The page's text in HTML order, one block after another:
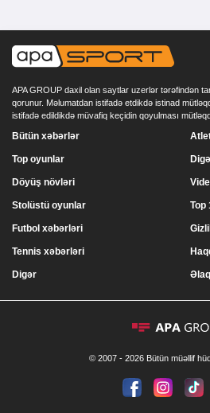
APA GROUP daxil olan saytlar uzerlər tərəfindən
qorunur. Məlumatdan istifadə etdikdə istinad
istifadə edildikdə müvafiq keçidin qoyulması
Bütün xəbərlər
Top oyunlar
Döyüş növləri
Stolüstü oyunlar Top
Futbol xəbərləri
Tennis xəbərləri
Digər
© 2007 - 2026 Bütün müəllif